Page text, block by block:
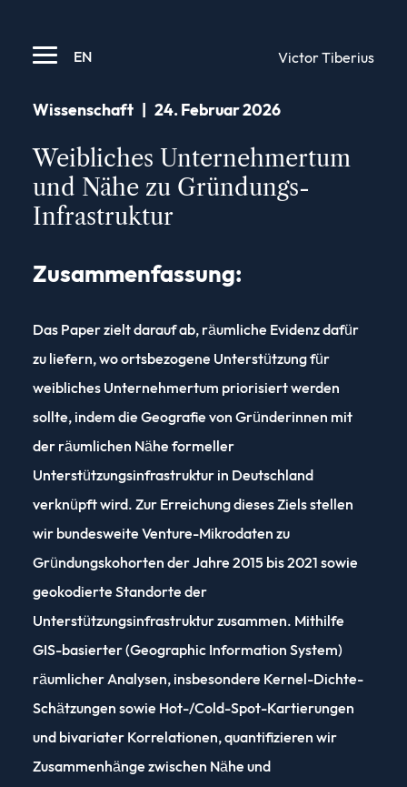
Victor Tiberius
EN
Wissenschaft 24. Februar 2026
Weibliches Unternehmertum
und Nähe zu Gründungs-
Infrastruktur
Zusammenfassung:
Das Paper zielt darauf ab, räumliche Evidenz dafür
zu liefern, wo ortsbezogene Unterstützung für
weibliches Unternehmertum priorisiert werden
sollte, indem die Geografie von Gründerinnen mit
der räumlichen Nähe formeller
Unterstützungsinfrastruktur in Deutschland
verknüpft wird. Zur Erreichung dieses Ziels stellen
wir bundesweite Venture-Mikrodaten zu
Gründungskohorten der Jahre 2015 bis 2021 sowie
geokodierte Standorte der
Unterstützungsinfrastruktur zusammen. Mithilfe
GIS-basierter (Geographic Information System)
räumlicher Analysen, insbesondere Kernel-Dichte-
Schätzungen sowie Hot-/Cold-Spot-Kartierungen
und bivariater Korrelationen, quantifizieren wir
Zusammenhänge zwischen Nähe und